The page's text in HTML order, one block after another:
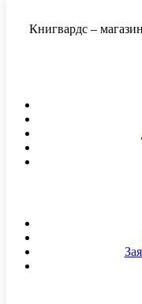
Книгвардс –